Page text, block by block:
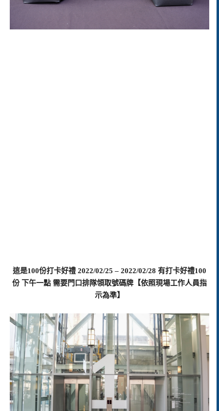
這是100份打卡好禮 2022/02/25 – 2022/02/28 有打卡好禮100
份 下午一點 需要門口排隊領取號碼牌【依照現場工作人員指
示為準】